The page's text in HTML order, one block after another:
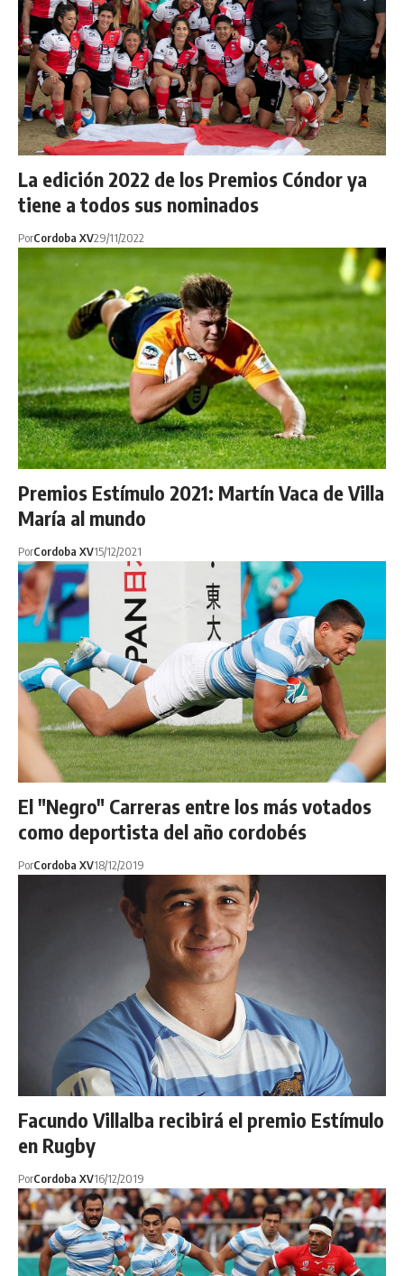
La edición 2022 de los Premios Cóndor ya
tiene a todos sus nominados
PorCordoba XV29/11/2022
Premios Estímulo 2021: Martín Vaca de Villa
María al mundo
PorCordoba XV15/12/2021
El "Negro" Carreras entre los más votados
como deportista del año cordobés
PorCordoba XV18/12/2019
Facundo Villalba recibirá el premio Estímulo
en Rugby
PorCordoba XV16/12/2019